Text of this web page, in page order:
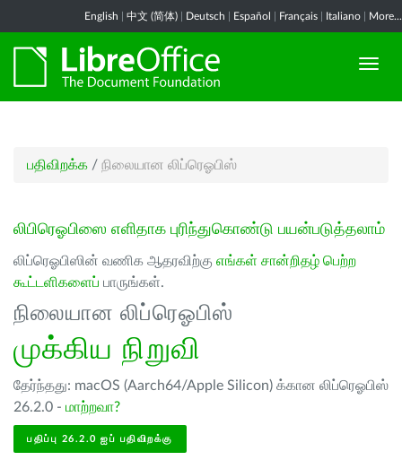
English 中文 (简体) Deutsch Español Français Italiano More...
பதிவிறக்க / நிலையான லிப்ரெஓபிஸ்
லிபிரெஓபிஸை எளிதாக புரிந்துகொண்டு பயன்படுத்தலாம்
லிப்ரெஓபிஸின் வணிக ஆதரவிற்கு எங்கள் சான்றிதழ் பெற்ற
கூட்டளிகளைப் பாருங்கள்.
நிலையான லிப்ரெஓபிஸ்
முக்கிய நிறுவி
தேர்ந்தது: macOS (Aarch64/Apple Silicon) க்கான லிப்ரெஓபிஸ்
26.2.0 - மாற்றவா?
பதிப்பு 26.2.0 ஐப் பதிவிறக்கு